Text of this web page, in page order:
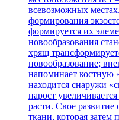
всевозможных
формирования
формируется их
новообразования
хрящ
новообразование;
напоминает костную
находится снаружи
нарост
расти. Свое развитие
ткани, которая затем